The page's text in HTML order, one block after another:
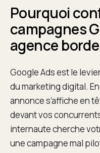
Pourquoi
campagnes
agence
Google Ads est le
du marketing digital.
annonce s’affiche en
devant vos
internaute cherche
une campagne mal